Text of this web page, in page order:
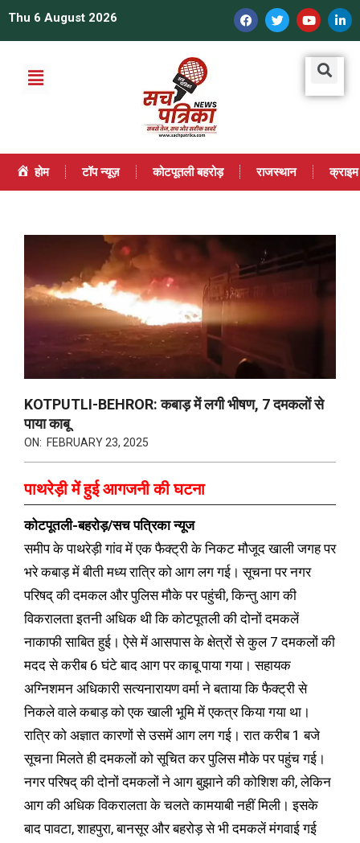
Thu 6 August 2026
होम टॉप न्यूज़ कोटपूतली बहरोड़ राजस्थान क्राइम
KOTPUTLI-BEHROR: कबाड़ में लगी भीषण, 7 दमकलों से
पाया काबू
ON: FEBRUARY 23, 2025
पाथरेड़ी में हुई आगजनी की घटना
कोटपूतली-बहरोड़/सच पत्रिका न्यूज
समीप के पाथरेड़ी गांव में एक फैक्ट्री के निकट मौजूद खाली जगह पर
भरे कबाड़ में बीती मध्य रात्रि को आग लग गई। सूचना पर नगर
परिषद् की दमकल और पुलिस मौके पर पहुंची, किन्तु आग की
विकरालता इतनी अधिक थी कि कोटपूतली की दोनों दमकलें
नाकाफी साबित हुई। ऐसे में आसपास के क्षेत्रों से कुल 7 दमकलों की
मदद से करीब 6 घंटे बाद आग पर काबू पाया गया। सहायक
अग्निशमन अधिकारी सत्यनारायण वर्मा ने बताया कि फैक्ट्री से
निकले वाले कबाड़ को एक खाली भूमि में एकत्र किया गया था।
रात्रि को अज्ञात कारणों से उसमें आग लग गई। रात करीब 1 बजे
सूचना मिलते ही दमकलों को सूचित कर पुलिस मौके पर पहुंच गई।
नगर परिषद् की दोनों दमकलों ने आग बुझाने की कोशिश की, लेकिन
आग की अधिक विकरालता के चलते कामयाबी नहीं मिली। इसके
बाद पावटा, शाहपुरा, बानसूर और बहरोड़ से भी दमकलें मंगवाई गई